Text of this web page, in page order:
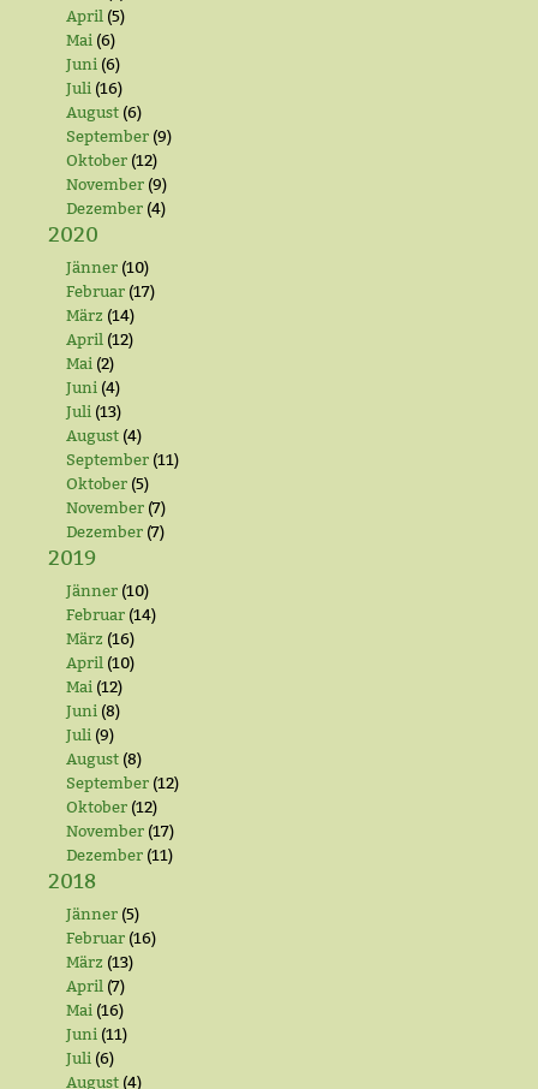
April (5)
Mai (6)
Juni (6)
Juli (16)
August (6)
September (9)
Oktober (12)
November (9)
Dezember (4)
2020
Jänner (10)
Februar (17)
März (14)
April (12)
Mai (2)
Juni (4)
Juli (13)
August (4)
September (11)
Oktober (5)
November (7)
Dezember (7)
2019
Jänner (10)
Februar (14)
März (16)
April (10)
Mai (12)
Juni (8)
Juli (9)
August (8)
September (12)
Oktober (12)
November (17)
Dezember (11)
2018
Jänner (5)
Februar (16)
März (13)
April (7)
Mai (16)
Juni (11)
Juli (6)
August (4)